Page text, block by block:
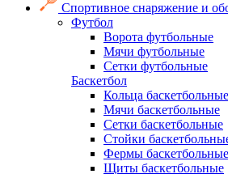
Спортивное снаряжение и
Футбол
Ворота футбольные
Мячи футбольные
Сетки футбольные
Баскетбол
Кольца баскетбольные
Мячи баскетбольные
Сетки баскетбольные
Стойки
Фермы баскетбольные
Щиты баскетбольные